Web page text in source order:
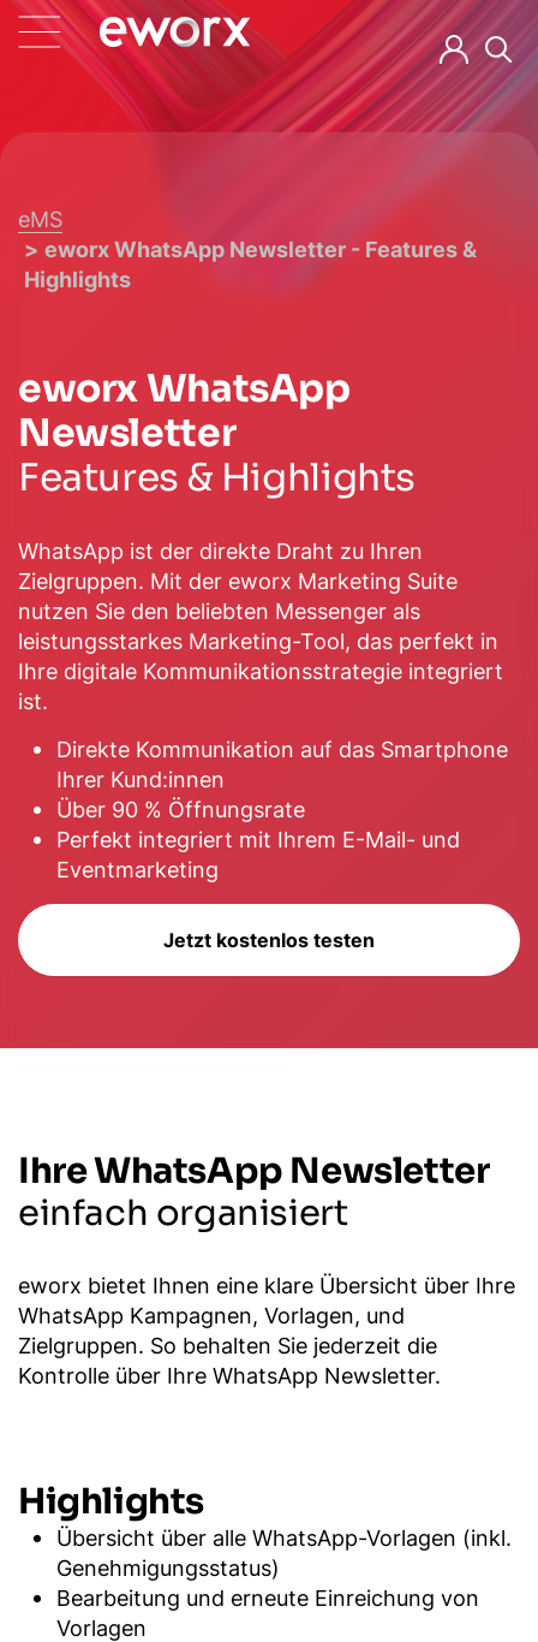
eMS
eworx WhatsApp Newsletter - Features &
Highlights
eworx WhatsApp
Newsletter
Features & Highlights
WhatsApp ist der direkte Draht zu Ihren
Zielgruppen. Mit der eworx Marketing Suite
nutzen Sie den beliebten Messenger als
leistungsstarkes Marketing-Tool, das perfekt in
Ihre digitale Kommunikationsstrategie integriert
ist.
Direkte Kommunikation auf das Smartphone
Ihrer Kund:innen
Über 90 % Öffnungsrate
Perfekt integriert mit Ihrem E-Mail- und
Eventmarketing
Jetzt kostenlos testen
Ihre WhatsApp Newsletter
einfach organisiert
eworx bietet Ihnen eine klare Übersicht über Ihre
WhatsApp Kampagnen, Vorlagen, und
Zielgruppen. So behalten Sie jederzeit die
Kontrolle über Ihre WhatsApp Newsletter.
Highlights
Übersicht über alle WhatsApp-Vorlagen (inkl.
Genehmigungsstatus)
Bearbeitung und erneute Einreichung von
Vorlagen